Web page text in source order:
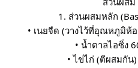
1. ส่วนผสมหลัก
• เนยจืด (วางไว้ที่อุณหภูมิห้
• น้ำตาลไอซิ่ง
• ไข่ไก่ (ตีผสมกัน